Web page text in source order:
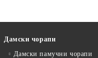
Дамски чорапи
Дамски памучни чорапи